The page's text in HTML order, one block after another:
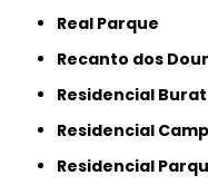
Real Parque
Recanto dos
Residencial
Residencial
Residencial